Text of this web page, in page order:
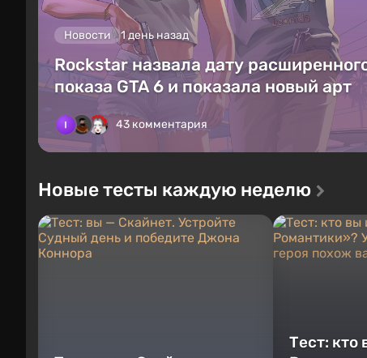
Новости 1 день назад
Rockstar назвала дату
показа GTA 6 и показала новый арт
43 комментария
Новые тесты каждую неделю
Тест: кто